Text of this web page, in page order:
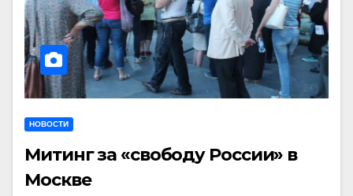
НОВОСТИ
Митинг за «свободу России» в
Москве